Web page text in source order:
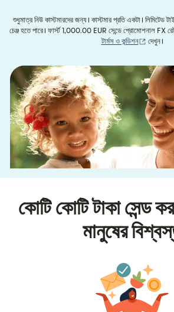
শুধুমাত্র নিউ কাস্টমারদের জন্য। কাস্টমার প্রতি একটা। লিমিটেড
চেঞ্জ হতে পারে। ফার্স্ট 1,000.00 EUR সেন্ডে প্রোমোশনাল FX
টার্মস ও কন্ডিশন
(নতুন
দেখুন।
কোটি কোটি টাকা সেন্ড
মানুষের